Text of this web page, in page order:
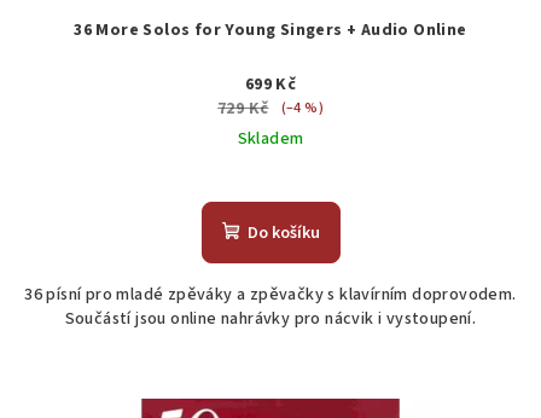
36 More Solos for Young Singers + Audio Online
699 Kč
729 Kč
(–4 %)
Skladem
Do košíku
36 písní pro mladé zpěváky a zpěvačky s klavírním doprovodem.
Součástí jsou online nahrávky pro nácvik i vystoupení.